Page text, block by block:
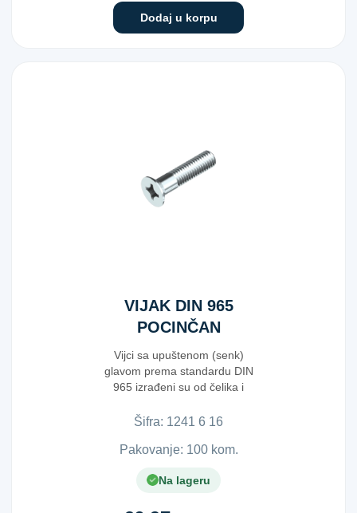
Dodaj u korpu
VIJAK DIN 965
POCINČAN
6X16
Vijci sa upuštenom (senk)
glavom prema standardu DIN
965 izrađeni su od čelika i
Šifra: 1​2​4​1​ ​6​ ​1​6​
Pakovanje: 100 kom.
Na lageru